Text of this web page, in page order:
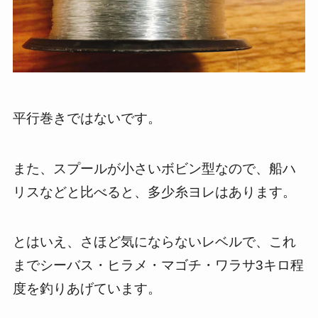
平行巻きではないです。
また、スプールが小さいボビン型なので、船ハ
リスなどと比べると、多少糸ヨレはあります。
とはいえ、さほど気にならないレベルで、これ
までシーバス・ヒラメ・マゴチ・ワラサ3キロ程
度を釣りあげています。